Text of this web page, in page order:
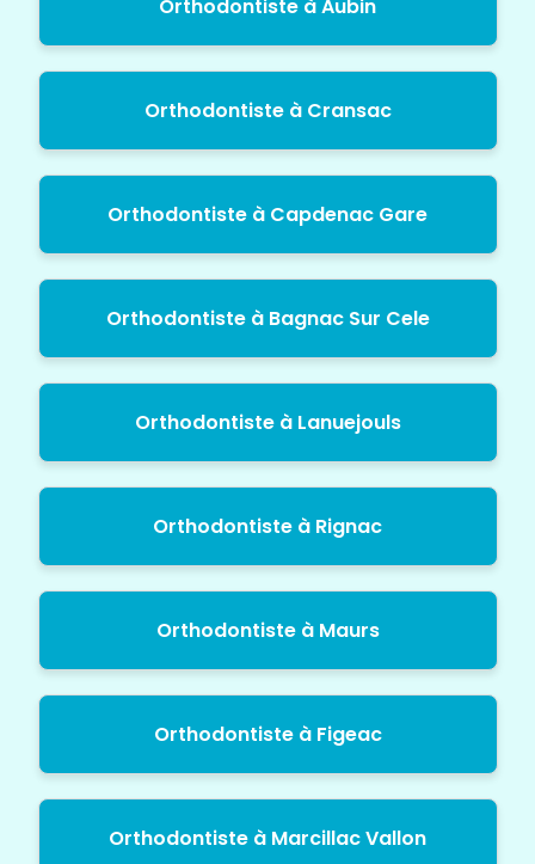
Orthodontiste à Aubin
Orthodontiste à Cransac
Orthodontiste à Capdenac Gare
Orthodontiste à Bagnac Sur Cele
Orthodontiste à Lanuejouls
Orthodontiste à Rignac
Orthodontiste à Maurs
Orthodontiste à Figeac
Orthodontiste à Marcillac Vallon